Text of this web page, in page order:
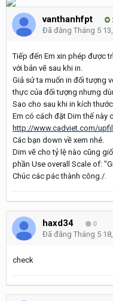
vanthanhfpt
Đã đăng Tháng 5
Tiếp đến Em xin phép được
với bản vẽ sau khi in.
Giả sử ta muốn in đối tượng
thực của đối tượng nhưng
Sao cho sau khi in kích
Em có cách đặt Dim thế này
http://www.cadviet.com/
Các bạn down về xem nhé.
Dim vẽ cho tỷ lệ nào cũng
phần Use overall Scale of:
Chúc các pác thành công./.
haxd34 0
Đã đăng Tháng 5
check